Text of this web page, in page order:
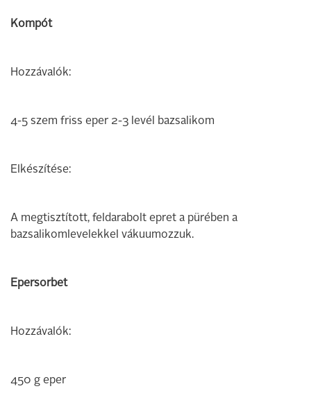
Kompót
Hozzávalók:
4-5 szem friss eper 2-3 levél bazsalikom
Elkészítése:
A megtisztított, feldarabolt epret a pürében a
bazsalikomlevelekkel vákuumozzuk.
Epersorbet
Hozzávalók:
450 g eper